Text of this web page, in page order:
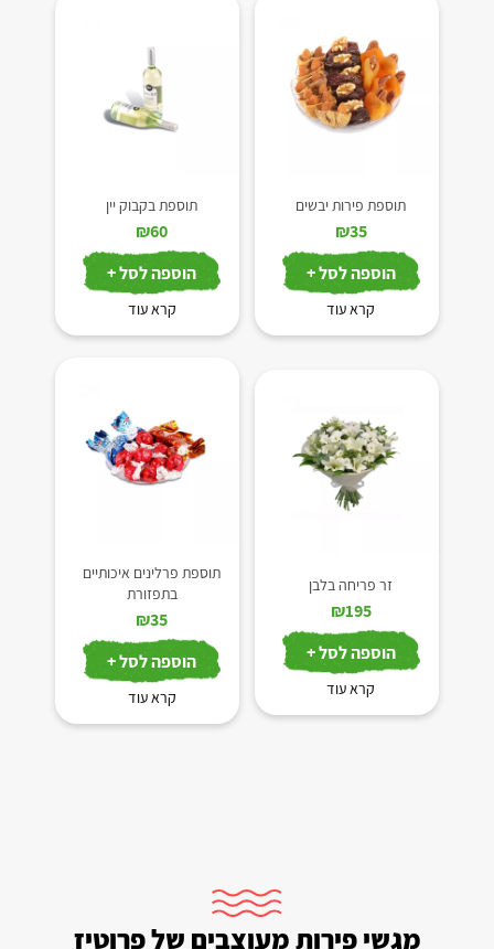
תוספת בקבוק יין
₪60
הוספה לסל +
קרא עוד
תוספת פירות יבשים
₪35
הוספה לסל +
קרא עוד
תוספת פרלינים איכותיים
בתפזורת
₪35
הוספה לסל +
קרא עוד
זר פריחה בלבן
₪195
הוספה לסל +
קרא עוד
מגשי פירות מעוצבים של פרוטיז